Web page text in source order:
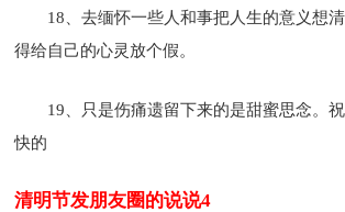
18、去缅怀一些人和事把人生的意义想
得给自己的心灵放个假。
19、只是伤痛遗留下来的是甜蜜思念。
快的
清明节发朋友圈的说说4